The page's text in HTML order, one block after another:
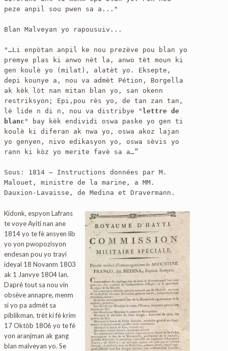
peze anpil sou pwen sa a..."
Blan Malveyan yo rapousuiv...
"…Li enpòtan anpil ke nou prezève pou blan yo
premye plas ki anwo nèt la, anwo tèt moun ki
gen koulè yo (milat), alatèt yo. Eksepte,
depi kounye a, nou va admèt Pétion, Borgella
ak kèk lòt nan mitan blan yo, san okenn
restriksyon; Epi,pou rès yo, de tan zan tan,
lè lide n di n, nou va distribye "lettre de
blanc " bay kèk endividi oswa paske yo gen ti
koulè ki diferan ak nwa yo, oswa akoz lajan
yo genyen, nivo edikasyon yo, oswa sèvis yo
rann ki kòz yo merite favè sa a…”
Sous: 1814 – Instructions données par M.
Malouet, ministre de la marine, a MM.
Dauxion-Lavaisse, de Medina et Dravermann.
Kidonk, espyon Lafrans
te voye Ayiti nan ane
1814 yo te fè ansyen lib
yo yon pwopozisyon
endesan pou yo trayi
ideyal 18 Novanm 1803
ak 1 Janvye 1804 lan.
Daprè tout sa nou vin
obsève annapre, menm
si yo pa admèt sa
piblikman, trèt ki fè krim
17 Oktòb 1806 yo te fè
yon aranjman ak gang
blan malveyan yo. Se